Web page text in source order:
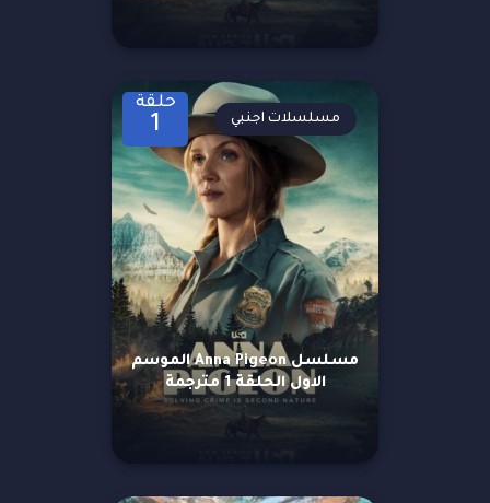
حلقة
1
مسلسل Anna Pigeon الموسم
الاول الحلقة 1 مترجمة
مسلسلات اجنبي